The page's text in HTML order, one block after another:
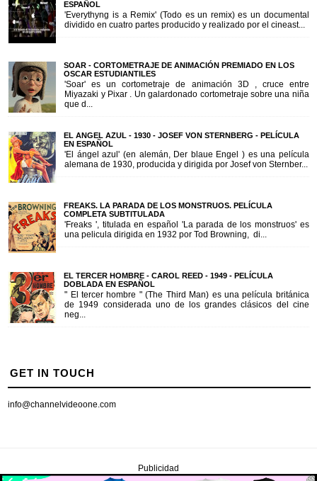
ESPAÑOL
'Everythyng is a Remix' (Todo es un remix) es un documental
dividido en cuatro partes producido y realizado por el cineast...
SOAR - CORTOMETRAJE DE ANIMACIÓN PREMIADO EN LOS
OSCAR ESTUDIANTILES
'Soar' es un cortometraje de animación 3D , cruce entre
Miyazaki y Pixar . Un galardonado cortometraje sobre una niña
que d...
EL ANGEL AZUL - 1930 - JOSEF VON STERNBERG - PELÍCULA
EN ESPAÑOL
'El ángel azul' (en alemán, Der blaue Engel ) es una película
alemana de 1930, producida y dirigida por Josef von Sternber...
FREAKS. LA PARADA DE LOS MONSTRUOS. PELÍCULA
COMPLETA SUBTITULADA
'Freaks ', titulada en español 'La parada de los monstruos' es
una pelicula dirigida en 1932 por Tod Browning, di...
EL TERCER HOMBRE - CAROL REED - 1949 - PELÍCULA
DOBLADA EN ESPAÑOL
" El tercer hombre " (The Third Man) es una película británica
de 1949 considerada uno de los grandes clásicos del cine
neg...
GET IN TOUCH
info@channelvideoone.com
Publicidad